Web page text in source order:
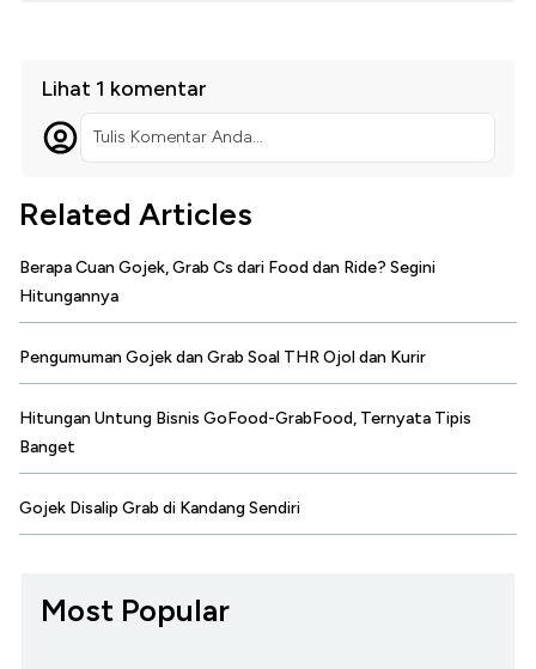
Lihat 1 komentar
Tulis Komentar Anda...
Related Articles
Berapa Cuan Gojek, Grab Cs dari Food dan Ride? Segini
Hitungannya
Pengumuman Gojek dan Grab Soal THR Ojol dan Kurir
Hitungan Untung Bisnis GoFood-GrabFood, Ternyata Tipis
Banget
Gojek Disalip Grab di Kandang Sendiri
Most Popular